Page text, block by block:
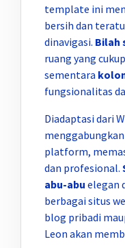
template ini
bersih dan
dinavigasi. Bilah
ruang yang
sementara
fungsionalitas
Diadaptasi dari
platform,
dan profesional.
abu-abu elegan
berbagai situs
blog pribadi
Leon akan